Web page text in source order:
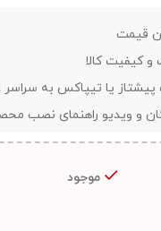
قیمت
کیفیت کالا
یا تیپاکس به سراسر
و ویدیو راهنمای نصب
موجود